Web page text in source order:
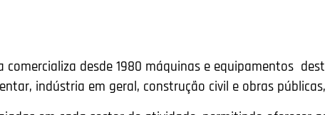
comercializa desde 1980 máquinas e equipamentos
indústria em geral, construção civil e obras